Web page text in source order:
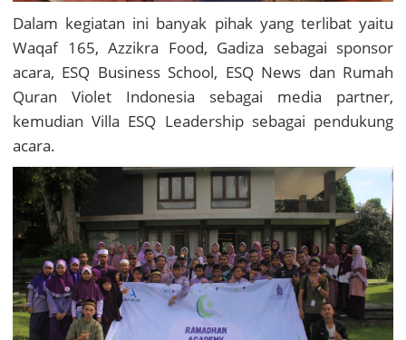
Dalam kegiatan ini banyak pihak yang terlibat yaitu
Waqaf 165, Azzikra Food, Gadiza sebagai sponsor
acara, ESQ Business School, ESQ News dan Rumah
Quran Violet Indonesia sebagai media partner,
kemudian Villa ESQ Leadership sebagai pendukung
acara.